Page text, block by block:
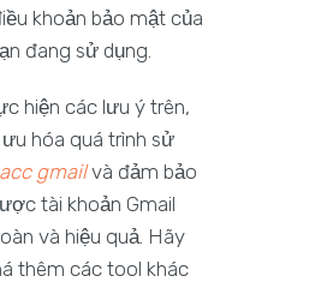
khoản bảo mật của
đang sử dụng.
hiện các lưu ý trên,
hóa quá trình sử
gmailvà đảm bảo
tài khoản Gmail
và hiệu quả. Hãy
thêm các tool khác